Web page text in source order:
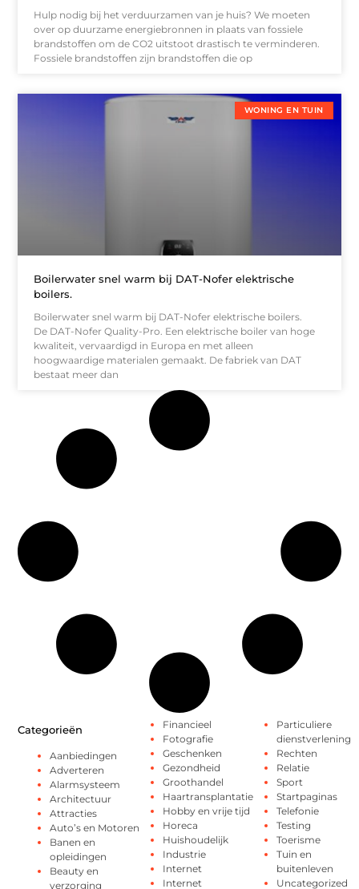
Hulp nodig bij het verduurzamen van je huis? We moeten
over op duurzame energiebronnen in plaats van fossiele
brandstoffen om de CO2 uitstoot drastisch te verminderen.
Fossiele brandstoffen zijn brandstoffen die op
WONING EN TUIN
Boilerwater snel warm bij DAT-Nofer elektrische
boilers.
Boilerwater snel warm bij DAT-Nofer elektrische boilers.
De DAT-Nofer Quality-Pro. Een elektrische boiler van hoge
kwaliteit, vervaardigd in Europa en met alleen
hoogwaardige materialen gemaakt. De fabriek van DAT
bestaat meer dan
Categorieën
Aanbiedingen
Adverteren
Alarmsysteem
Architectuur
Attracties
Auto’s en Motoren
Banen en
opleidingen
Beauty en
verzorging
Financieel
Fotografie
Geschenken
Gezondheid
Groothandel
Haartransplantatie
Hobby en vrije tijd
Horeca
Huishoudelijk
Industrie
Internet
Internet
Particuliere
dienstverlening
Rechten
Relatie
Sport
Startpaginas
Telefonie
Testing
Toerisme
Tuin en
buitenleven
Uncategorized